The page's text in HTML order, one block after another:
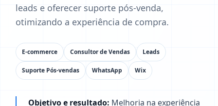
leads e oferecer suporte pós-venda,
otimizando a experiência de compra.
E-commerce Consultor de Vendas Leads
Suporte Pós-vendas WhatsApp Wix
Objetivo e resultado: Melhoria na experiência